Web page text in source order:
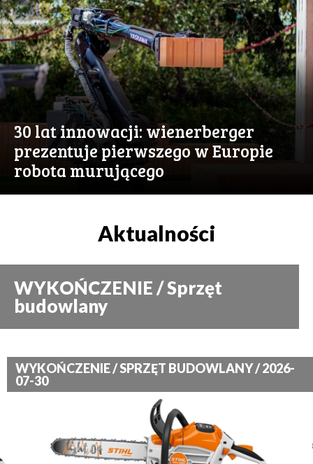
30 lat innowacji: wienerberger
prezentuje pierwszego w Europie
robota murującego
Aktualności
WYKOŃCZENIE / Sprzęt
budowlany
WYKOŃCZENIE / SPRZĘT BUDOWLANY / 2026-
07-30